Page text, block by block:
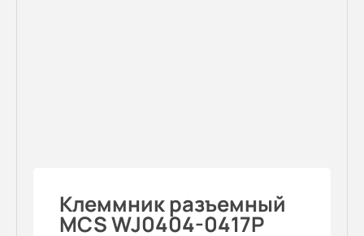
Клеммник разъемный
MCS WJ0404-0417P